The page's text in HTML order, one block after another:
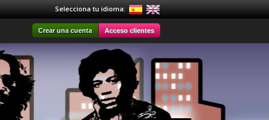
Selecciona tu idioma:
Crear una cuenta Acceso clientes